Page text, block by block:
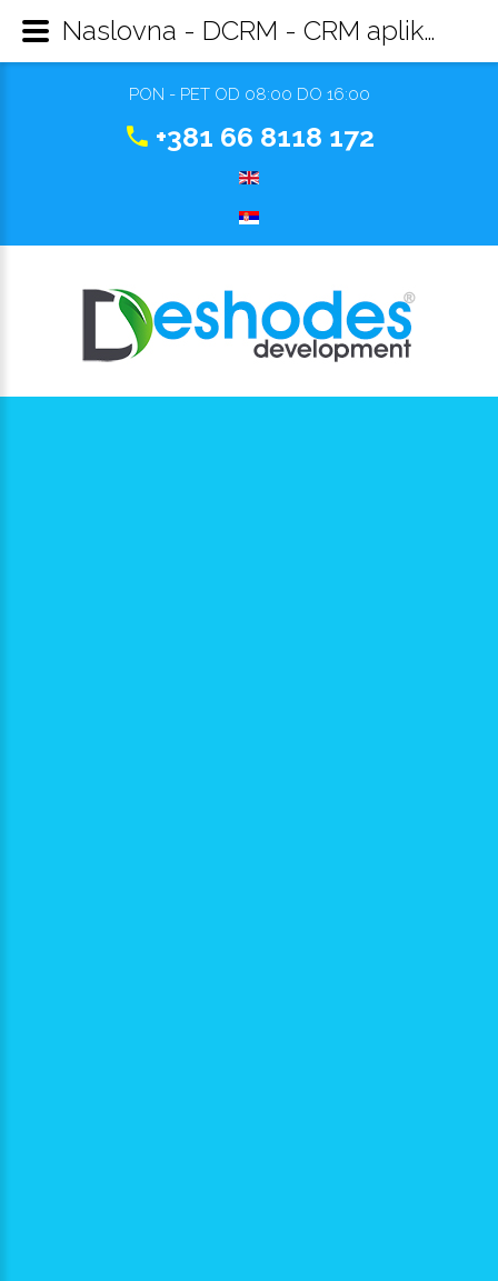
PON - PET OD 08:00 DO 16:00
+381 66 8118 172
Naslovna - DCRM - CRM aplikacija